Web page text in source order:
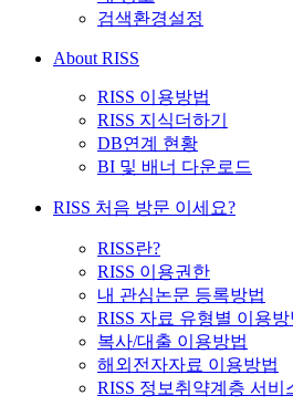
검색환경설정
About RISS
RISS 이용방법
RISS 지식더하기
DB연계 현황
BI 및 배너 다운로드
RISS 처음 방문 이세요?
RISS란?
RISS 이용권한
내 관심논문 등록방법
RISS 자료 유형별 이용방
복사/대출 이용방법
해외전자자료 이용방법
RISS 정보취약계층 서비